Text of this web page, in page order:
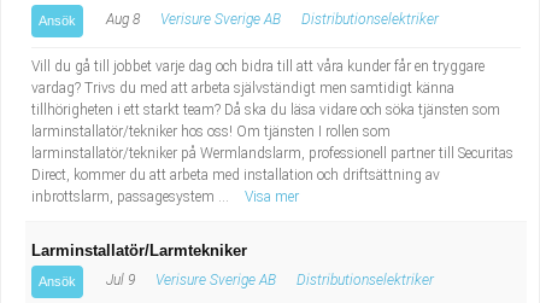
Ansök Aug 8 Verisure Sverige AB Distributionselektriker
Vill du gå till jobbet varje dag och bidra till att våra kunder får en tryggare
vardag? Trivs du med att arbeta självständigt men samtidigt känna
tillhörigheten i ett starkt team? Då ska du läsa vidare och söka tjänsten som
larminstallatör/tekniker hos oss! Om tjänsten I rollen som
larminstallatör/tekniker på Wermlandslarm, professionell partner till Securitas
Direct, kommer du att arbeta med installation och driftsättning av
inbrottslarm, passagesystem ...
Visa mer
Larminstallatör/Larmtekniker
Ansök Jul 9 Verisure Sverige AB Distributionselektriker